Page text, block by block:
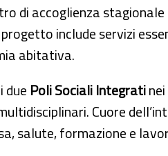
di accoglienza
include servizi
abitativa.
due Poli Sociali Integrati
Cuore
salute, formazione e